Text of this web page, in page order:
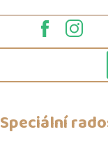
Speciální